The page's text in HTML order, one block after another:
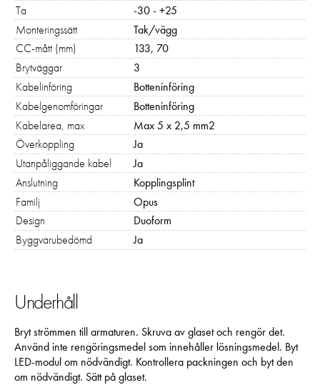
Ta
-30 - +25
Monteringssätt
Tak/vägg
CC-mått (mm)
133, 70
Brytväggar
3
Kabelinföring
Botteninföring
Kabelgenomföringar
Botteninföring
Kabelarea, max
Max 5 x 2,5 mm2
Överkoppling
Ja
Utanpåliggande kabel
Ja
Anslutning
Kopplingsplint
Familj
Opus
Design
Duoform
Byggvarubedömd
Ja
Underhåll
Bryt strömmen till armaturen. Skruva av glaset och rengör det.
Använd inte rengöringsmedel som innehåller lösningsmedel. Byt
LED-modul om nödvändigt. Kontrollera packningen och byt den
om nödvändigt. Sätt på glaset.